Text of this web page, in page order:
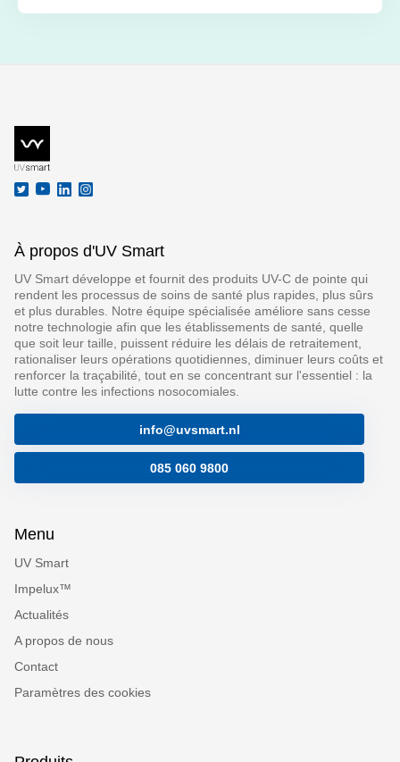
À propos d'UV Smart
UV Smart développe et fournit des produits UV-C de pointe qui
rendent les processus de soins de santé plus rapides, plus sûrs
et plus durables. Notre équipe spécialisée améliore sans cesse
notre technologie afin que les établissements de santé, quelle
que soit leur taille, puissent réduire les délais de retraitement,
rationaliser leurs opérations quotidiennes, diminuer leurs coûts et
renforcer la traçabilité, tout en se concentrant sur l'essentiel : la
lutte contre les infections nosocomiales.
info@uvsmart.nl
085 060 9800
Menu
UV Smart
Impelux™
Actualités
A propos de nous
Contact
Paramètres des cookies